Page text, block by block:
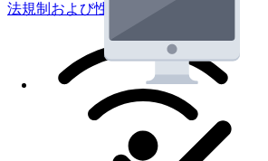
法規制および性能試験